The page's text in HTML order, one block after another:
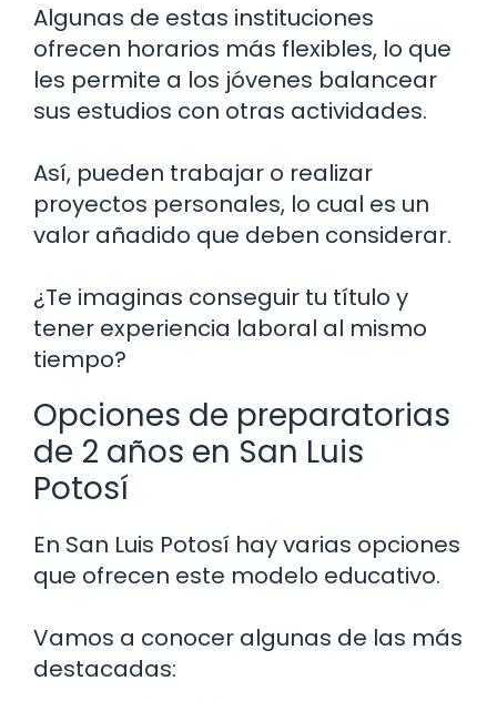
Algunas de estas instituciones
ofrecen horarios más flexibles, lo que
les permite a los jóvenes balancear
sus estudios con otras actividades.
Así, pueden trabajar o realizar
proyectos personales, lo cual es un
valor añadido que deben considerar.
¿Te imaginas conseguir tu título y
tener experiencia laboral al mismo
tiempo?
Opciones de preparatorias
de 2 años en San Luis
Potosí
En San Luis Potosí hay varias opciones
que ofrecen este modelo educativo.
Vamos a conocer algunas de las más
destacadas: